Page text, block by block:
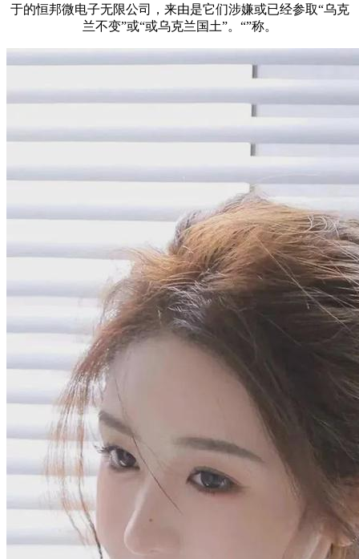
于的恒邦微电子无限公司，来由是它们涉嫌或已经参取“乌克
兰不变”或“或乌克兰国土”。“”称。